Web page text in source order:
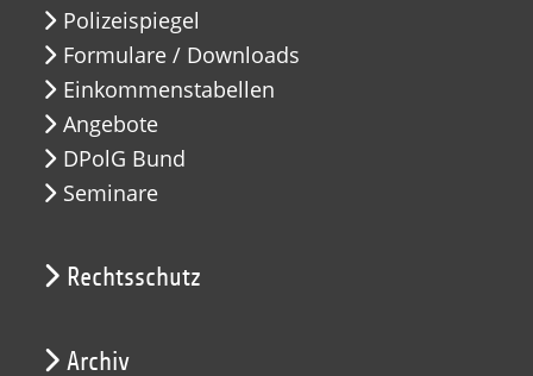
Polizeispiegel
Formulare / Downloads
Einkommenstabellen
Angebote
DPolG Bund
Seminare
Rechtsschutz
Archiv